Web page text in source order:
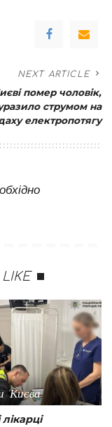
NEXT ARTICLE
помер чоловік,
струмом на
електропотягу
Києва